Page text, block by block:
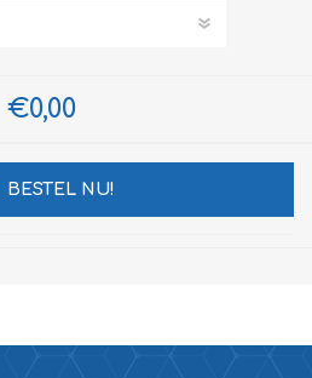
€0,00
BESTEL NU!